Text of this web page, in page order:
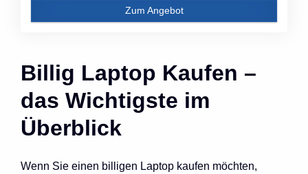
Zum Angebot
Billig Laptop Kaufen –
das Wichtigste im
Überblick
Wenn Sie einen billigen Laptop kaufen möchten,